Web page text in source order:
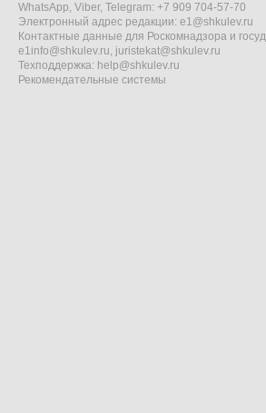
WhatsApp, Viber, Telegram: +7 909 704-57-70
Электронный адрес редакции: e1@shkulev.ru
Контактные данные для Роскомнадзора и
e1info@shkulev.ru, juristekat@shkulev.ru
Техподдержка: help@shkulev.ru
Рекомендательные системы